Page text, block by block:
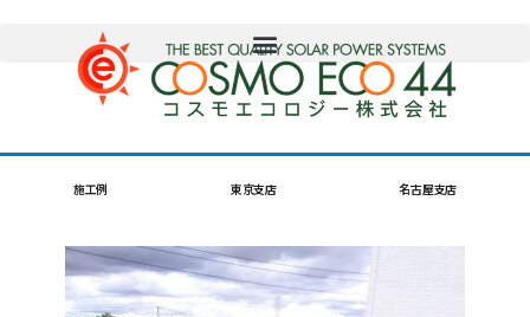
施工例 東京支店 名古屋支店